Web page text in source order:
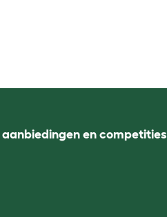
aanbiedingen en competities